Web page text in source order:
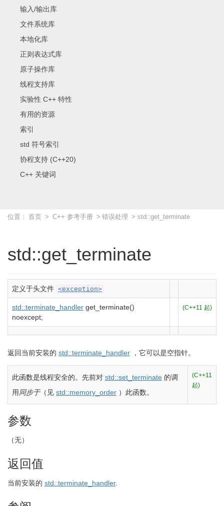
输入/输出库
文件系统库
本地化库
正则表达式库
原子操作库
线程支持库
实验性 C++ 特性
有用的资源
索引
std 符号索引
协程支持 (C++20)
C++ 关键词
位置： 首页 > C++ 参考手册 > 错误处理 > std::get_terminate
std::get_terminate
定义于头文件 <exception>
std::terminate_handler get_terminate()
noexcept;
(C++11 起)
返回当前安装的 std::terminate_handler ，它可以是空指针。
此函数是线程安全的。先前对 std::set_terminate 的调
用同步于（见 std::memory_order ）此函数。
(C++11
起)
参数
（无）
返回值
当前安装的 std::terminate_handler.